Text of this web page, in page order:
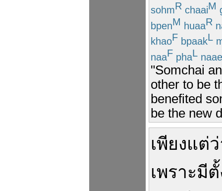
sohmR chaaiM
bpenM huaaR
khaoF bpaakL
naaF phaL
"Somchai
other to be
benefited
be the new
เพียงแต่
เพราะมี